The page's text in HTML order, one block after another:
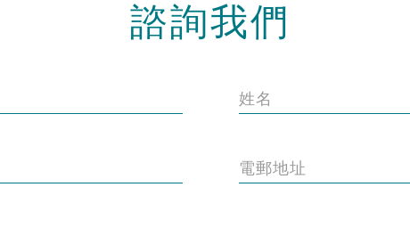
諮詢我們
姓名
電郵地址